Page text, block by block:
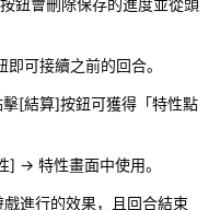
鈕會刪除保存的進度並從頭
可接續之前的回合。
[結算]按鈕可獲得「特性點
] → 特性畫面中使用。
進行的效果，且回合結束